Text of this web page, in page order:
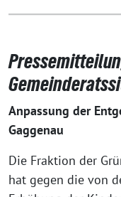
Anpassung der
Gaggenau
Die Fraktion der
hat gegen die von